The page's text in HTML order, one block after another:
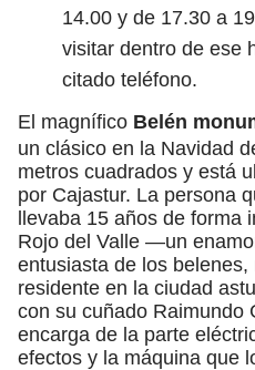
14.00 y de 17.30 a
visitar dentro de ese
citado teléfono.
El magnífico Belén
un clásico en la Navidad
metros cuadrados y está
por Cajastur. La persona
llevaba 15 años de forma
Rojo del Valle —un
entusiasta de los
residente en la ciudad
con su cuñado Raimundo
encarga de la parte
efectos y la máquina que